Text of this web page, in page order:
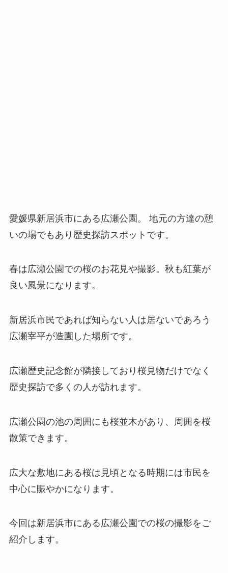
愛媛県新居浜市にある広瀬公園。 地元の方達の憩
いの場でもあり歴史探訪スポットです。
春は広瀬公園での桜のお花見や撮影。秋も紅葉が
良い風景になります。
新居浜市民であれば知らない人は居ないであろう
広瀬宰平が造園した場所です。
広瀬歴史記念館が隣接しており桜見物だけでなく
歴史探訪で多くの人が訪れます。
広瀬公園の池の周囲にも桜並木があり、周囲を桜
散策できます。
広大な敷地にある桜は見頃となる時期には市民を
中心に賑やかになります。
今回は新居浜市にある広瀬公園での桜の撮影をご
紹介します。